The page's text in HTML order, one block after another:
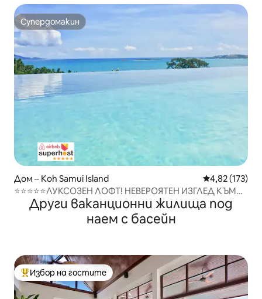
Супердомакин
Супердомакин
Дом – Koh Samui Island Средна
4,82 (173)
⭐⭐⭐⭐⭐ЛУКСОЗЕН ЛОФТ! НЕВЕРОЯТЕН ИЗГЛЕД КЪМ
МОРЕТО. Услуги на главен готвач❤️
Други ваканционни жилища под
наем с басейн
Най-популярен избор на гостите
Избор на гостите